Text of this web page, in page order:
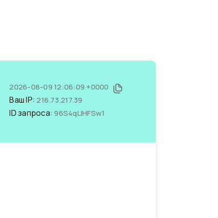
2026-08-09 12:06:09 +0000
Ваш IP:216.73.217.39
ID запроса:96S4qLIHFSw1